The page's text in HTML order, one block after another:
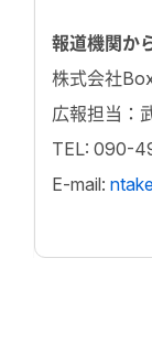
報道機関か
株式会社
広報担当：
TEL: 090-
E-mail: